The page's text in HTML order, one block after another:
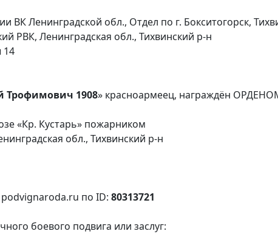
ВК Ленинградской обл., Отдел по г. Бокситогорск,
РВК, Ленинградская обл., Тихвинский р-н
14
Трофимович 1908» красноармеец, награждён
«Кр. Кустарь» пожарником
обл., Тихвинский р-н
по ID: 80313721
боевого подвига или заслуг: